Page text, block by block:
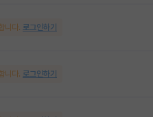
니다. 로그인하기
니다. 로그인하기